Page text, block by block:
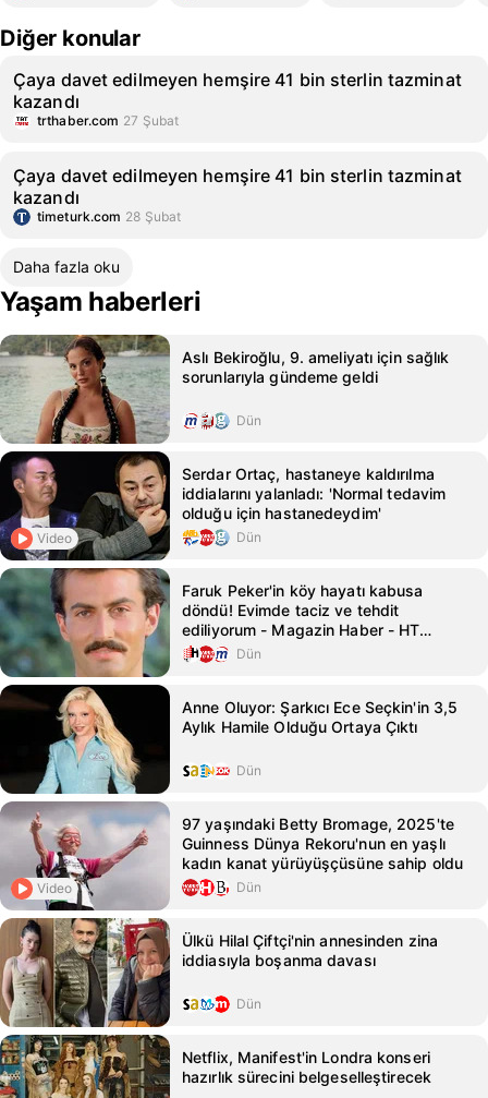
Diğer konular
Çaya davet edilmeyen hemşire 41 bin sterlin tazminat
kazandı
trthaber.com 27 Şubat
Çaya davet edilmeyen hemşire 41 bin sterlin tazminat
kazandı
timeturk.com 28 Şubat
Daha fazla oku
Yaşam haberleri
Aslı Bekiroğlu, 9. ameliyatı için sağlık
sorunlarıyla gündeme geldi
Dün
Video
Serdar Ortaç, hastaneye kaldırılma
iddialarını yalanladı: 'Normal tedavim
olduğu için hastanedeydim'
Dün
Faruk Peker'in köy hayatı kabusa
döndü! Evimde taciz ve tehdit
ediliyorum - Magazin Haber - HT
MagazinDün
Anne Oluyor: Şarkıcı Ece Seçkin'in 3,5
Aylık Hamile Olduğu Ortaya Çıktı
Dün
Video
97 yaşındaki Betty Bromage, 2025'te
Guinness Dünya Rekoru'nun en yaşlı
kadın kanat yürüyüşçüsüne sahip oldu
Dün
Ülkü Hilal Çiftçi'nin annesinden zina
iddiasıyla boşanma davası
Dün
Netflix, Manifest'in Londra konseri
hazırlık sürecini belgeselleştirecek